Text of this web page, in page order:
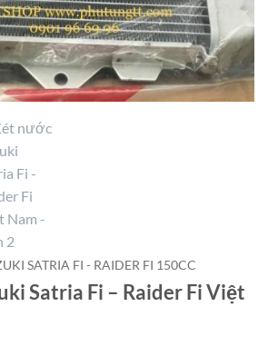
SATRIA FI - RAIDER FI 150CC
Satria Fi – Raider Fi Việt